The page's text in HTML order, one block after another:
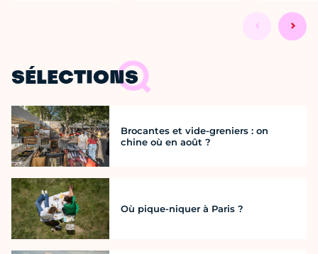
SÉLECTIONS
Brocantes et vide-greniers : on
chine où en août ?
Où pique-niquer à Paris ?